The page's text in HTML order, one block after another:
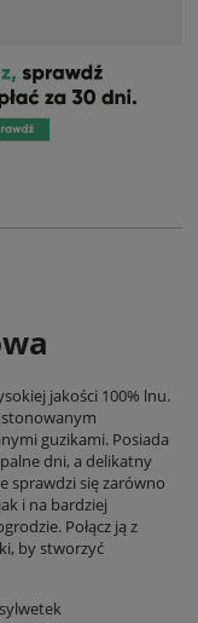
jakości 100% lnu.
guzikami. Posiada
dni, a delikatny
sprawdzi się zarówno
i na bardziej
Połącz ją z
by stworzyć